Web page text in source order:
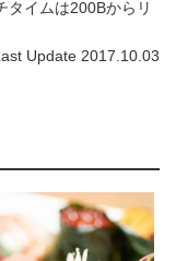
タイムは200Bからリ
Update 2017.10.03